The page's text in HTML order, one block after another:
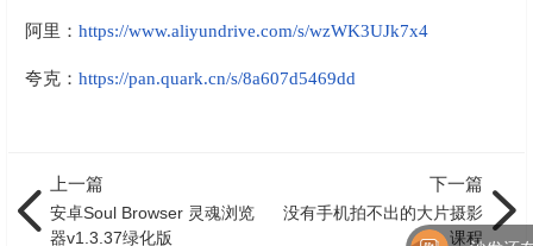
阿里： https://www.aliyundrive.com/s/wzWK3UJk7x4
夸克： https://pan.quark.cn/s/8a607d5469dd
上一篇
安卓Soul Browser 灵魂浏览
器v1.3.37绿化版
下一篇
没有手机拍不出的大片摄影
课程